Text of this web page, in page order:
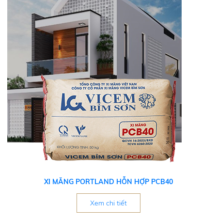
XI MĂNG PORTLAND HỖN HỢP PCB40
Xem chi tiết